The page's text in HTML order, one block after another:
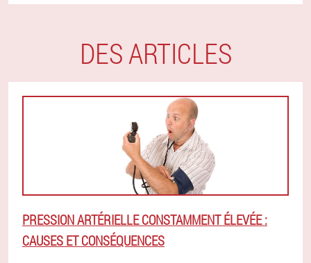
DES ARTICLES
PRESSION ARTÉRIELLE CONSTAMMENT ÉLEVÉE :
CAUSES ET CONSÉQUENCES